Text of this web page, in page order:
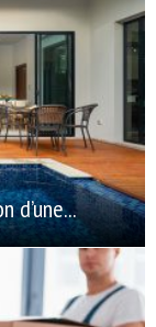
d’une...